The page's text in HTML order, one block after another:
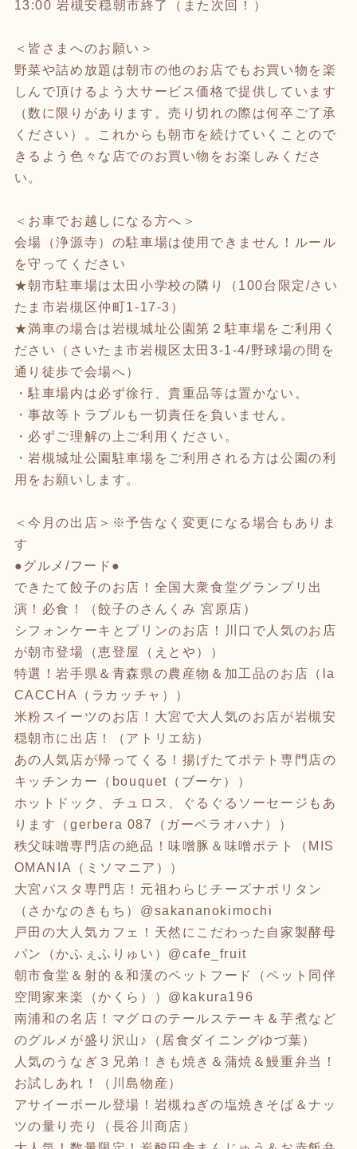
13:00 岩槻安穏朝市終了（また次回！）
＜皆さまへのお願い＞
野菜や詰め放題は朝市の他のお店でもお買い物を楽
しんで頂けるよう大サービス価格で提供しています
（数に限りがあります。売り切れの際は何卒ご了承
ください）。これからも朝市を続けていくことので
きるよう色々な店でのお買い物をお楽しみくださ
い。
＜お車でお越しになる方へ＞
会場（浄源寺）の駐車場は使用できません！ルール
を守ってください
★朝市駐車場は太田小学校の隣り（100台限定/さい
たま市岩槻区仲町1-17-3）
★満車の場合は岩槻城址公園第２駐車場をご利用く
ださい（さいたま市岩槻区太田3-1-4/野球場の間を
通り徒歩で会場へ）
・駐車場内は必ず徐行、貴重品等は置かない。
・事故等トラブルも一切責任を負いません。
・必ずご理解の上ご利用ください。
・岩槻城址公園駐車場をご利用される方は公園の利
用をお願いします。
＜今月の出店＞※予告なく変更になる場合もありま
す
●グルメ/フード●
できたて餃子のお店！全国大衆食堂グランプリ出
演！必食！（餃子のさんくみ 宮原店）
シフォンケーキとプリンのお店！川口で人気のお店
が朝市登場（恵登屋（えとや））
特選！岩手県＆青森県の農産物＆加工品のお店（la
CACCHA（ラカッチャ））
米粉スイーツのお店！大宮で大人気のお店が岩槻安
穏朝市に出店！（アトリエ紡）
あの人気店が帰ってくる！揚げたてポテト専門店の
キッチンカー（bouquet（ブーケ））
ホットドック、チュロス、ぐるぐるソーセージもあ
ります（gerbera 087（ガーベラオハナ））
秩父味噌専門店の絶品！味噌豚＆味噌ポテト（MIS
OMANIA（ミソマニア））
大宮パスタ専門店！元祖わらじチーズナポリタン
（さかなのきもち）@sakananokimochi
戸田の大人気カフェ！天然にこだわった自家製酵母
パン（かふぇふりゅい）@cafe_fruit
朝市食堂＆射的＆和漢のペットフード（ペット同伴
空間家来楽（かくら））@kakura196
南浦和の名店！マグロのテールステーキ＆芋煮など
のグルメが盛り沢山♪（居食ダイニングゆづ葉）
人気のうなぎ３兄弟！きも焼き＆蒲焼＆鰻重弁当！
お試しあれ！（川島物産）
アサイーボール登場！岩槻ねぎの塩焼きそば＆ナッ
ツの量り売り（長谷川商店）